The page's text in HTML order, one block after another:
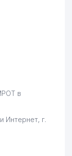
в
Интернет, г.